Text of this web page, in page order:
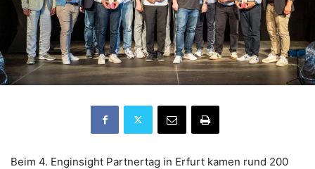
Beim 4. Enginsight Partnertag in Erfurt kamen rund 200